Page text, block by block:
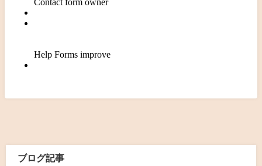
ブログ記事